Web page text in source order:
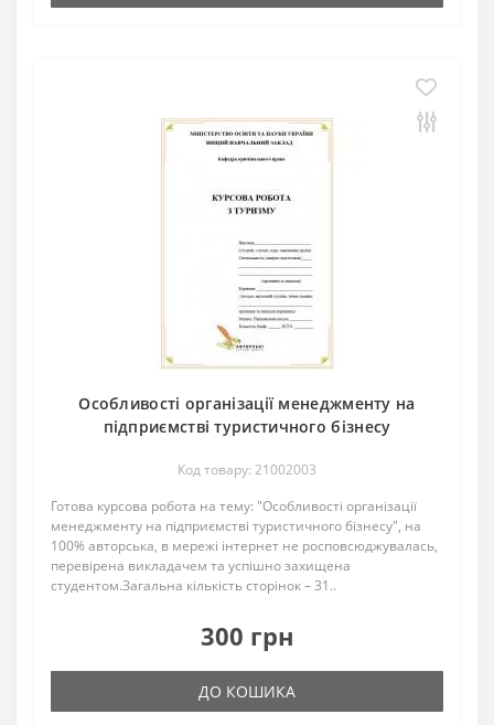
Особливості організації менеджменту на
підприємстві туристичного бізнесу
Код товару: 21002003
Готова курсова робота на тему: "Особливості організації
менеджменту на підприємстві туристичного бізнесу", на
100% авторська, в мережі інтернет не росповсюджувалась,
перевірена викладачем та успішно захищена
студентом.Загальна кількість сторінок – 31..
300 грн
ДО КОШИКА